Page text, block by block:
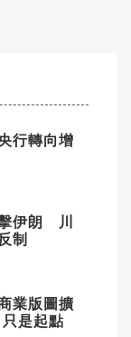
行轉向增
伊朗 川
反制
業版圖擴
是起點